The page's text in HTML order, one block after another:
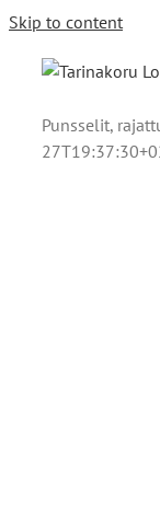
Skip to content
Punsselit,